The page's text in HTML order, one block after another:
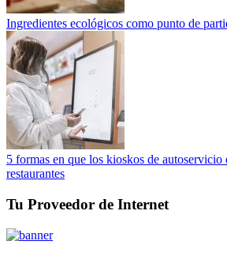
Ingredientes ecológicos como punto de
5 formas en que los kioskos de autoservicio
restaurantes
Tu Proveedor de Internet